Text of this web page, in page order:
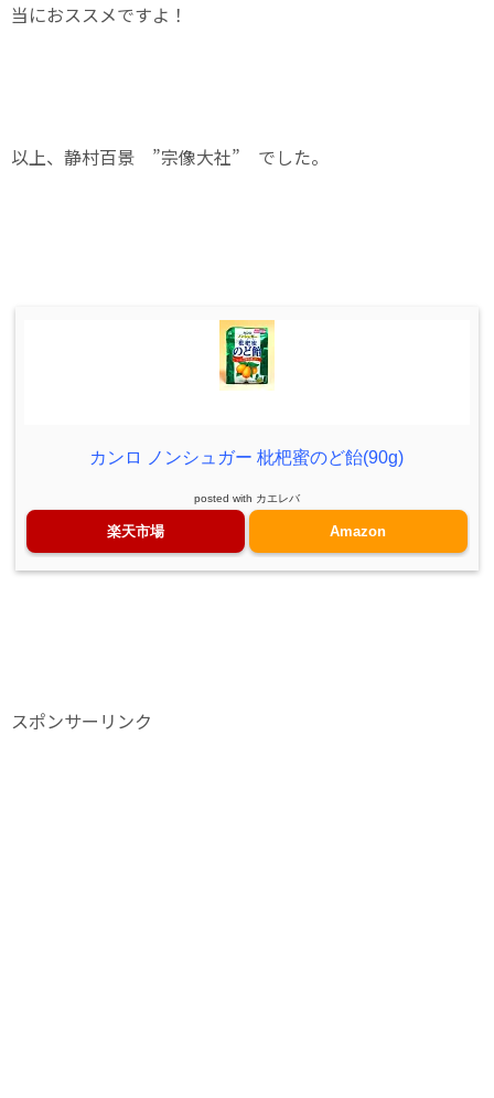
当におススメですよ！
以上、静村百景 ”宗像大社” でした。
カンロ ノンシュガー 枇杷蜜のど飴(90g)
posted with カエレバ
楽天市場 Amazon
スポンサーリンク